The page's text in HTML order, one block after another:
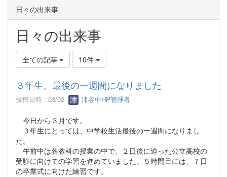
日々の出来事
日々の出来事
全ての記事 10件
３年生、最後の一週間になりました
投稿日時 : 03/02 津谷中HP管理者
今日から３月です。
３年生にとっては、中学校生活最後の一週間になりまし
た。
午前中は各教科の授業の中で、２日後に迫った公立高校の
受験に向けての学習を進めていました。５時間目には、７日
の卒業式に向けた練習です。